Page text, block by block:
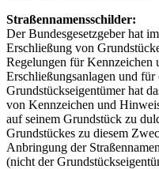
Straßennamensschilder:
Der Bundesgesetzgeber hat
Erschließung von
Regelungen für
Erschließungsanlagen und
Grundstückseigentümer hat
von Kennzeichen und
auf seinem Grundstück zu
Grundstückes zu diesem
Anbringung der
(nicht der